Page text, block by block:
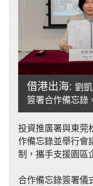
借港出海: 劉
簽署合作備忘錄
投資推廣署與東莞
作備忘錄並舉行會
制，攜手支援園區
合作備忘錄簽署儀